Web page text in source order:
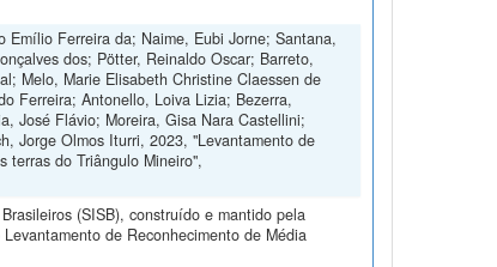
Emílio Ferreira da; Naime, Eubi Jorne; Santana,
dos; Pötter, Reinaldo Oscar; Barreto,
Melo, Marie Elisabeth Christine Claessen de
Ferreira; Antonello, Loiva Lizia; Bezerra,
José Flávio; Moreira, Gisa Nara Castellini;
Jorge Olmos Iturri, 2023, "Levantamento de
terras do Triângulo Mineiro",
(SISB), construído e mantido pela
de Reconhecimento de Média